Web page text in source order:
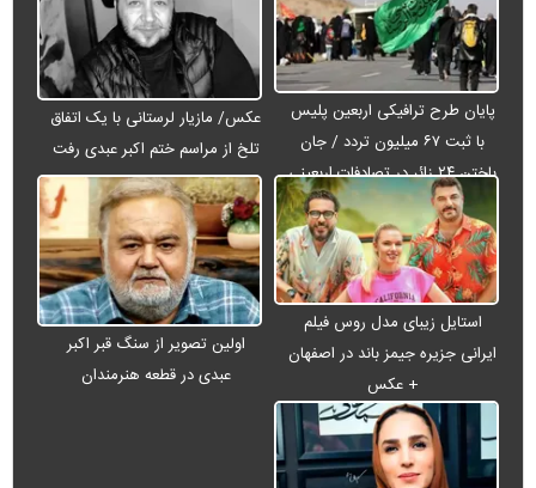
پایان طرح ترافیکی اربعین پلیس
با ثبت ۶۷ میلیون تردد / جان
باختن ۲۴ زائر در تصادفات اربعینی
عکس/ مازیار لرستانی با یک اتفاق
تلخ از مراسم ختم اکبر عبدی رفت
استایل زیبای مدل روس فیلم
ایرانی جزیره جیمز باند در اصفهان
+ عکس
اولین تصویر از سنگ قبر اکبر
عبدی در قطعه هنرمندان